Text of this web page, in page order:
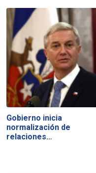
Gobierno inicia
normalización de
relaciones…